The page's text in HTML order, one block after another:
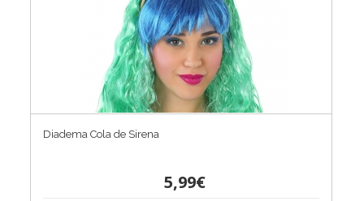
Diadema Cola de Sirena
5,99€